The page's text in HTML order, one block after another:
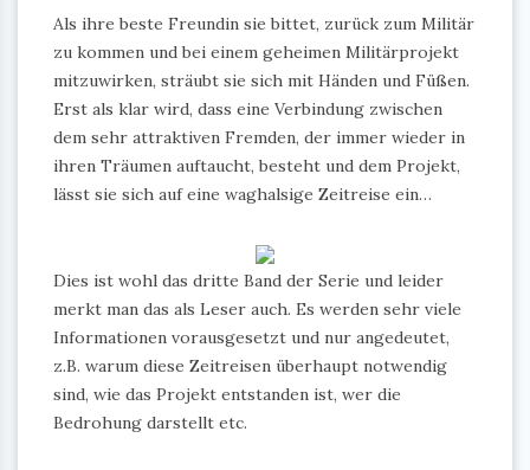
Als ihre beste Freundin sie bittet, zurück zum Militär
zu kommen und bei einem geheimen Militärprojekt
mitzuwirken, sträubt sie sich mit Händen und Füßen.
Erst als klar wird, dass eine Verbindung zwischen
dem sehr attraktiven Fremden, der immer wieder in
ihren Träumen auftaucht, besteht und dem Projekt,
lässt sie sich auf eine waghalsige Zeitreise ein…
Dies ist wohl das dritte Band der Serie und leider
merkt man das als Leser auch. Es werden sehr viele
Informationen vorausgesetzt und nur angedeutet,
z.B. warum diese Zeitreisen überhaupt notwendig
sind, wie das Projekt entstanden ist, wer die
Bedrohung darstellt etc.